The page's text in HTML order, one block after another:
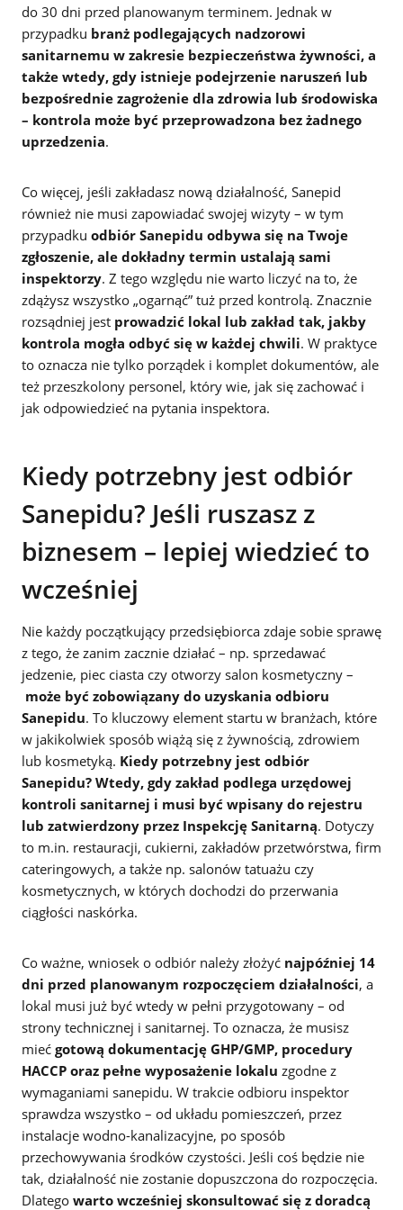
do 30 dni przed planowanym terminem. Jednak w
przypadku branż podlegających nadzorowi
sanitarnemu w zakresie bezpieczeństwa żywności, a
także wtedy, gdy istnieje podejrzenie naruszeń lub
bezpośrednie zagrożenie dla zdrowia lub środowiska
– kontrola może być przeprowadzona bez żadnego
uprzedzenia.
Co więcej, jeśli zakładasz nową działalność, Sanepid
również nie musi zapowiadać swojej wizyty – w tym
przypadku odbiór Sanepidu odbywa się na Twoje
zgłoszenie, ale dokładny termin ustalają sami
inspektorzy. Z tego względu nie warto liczyć na to, że
zdążysz wszystko „ogar­nąć” tuż przed kontrolą. Znacznie
rozsądniej jest prowadzić lokal lub zakład tak, jakby
kontrola mogła odbyć się w każdej chwili. W praktyce
to oznacza nie tylko porządek i komplet dokumentów, ale
też przeszkolony personel, który wie, jak się zachować i
jak odpowiedzieć na pytania inspektora.
Kiedy potrzebny jest odbiór
Sanepidu? Jeśli ruszasz z
biznesem – lepiej wiedzieć to
wcześniej
Nie każdy początkujący przedsiębiorca zdaje sobie sprawę
z tego, że zanim zacznie działać – np. sprzedawać
jedzenie, piec ciasta czy otworzy salon kosmetyczny –
może być zobowiązany do uzyskania odbioru
Sanepidu. To kluczowy element startu w branżach, które
w jakikolwiek sposób wiążą się z żywnością, zdrowiem
lub kosmetyką. Kiedy potrzebny jest odbiór
Sanepidu? Wtedy, gdy zakład podlega urzędowej
kontroli sanitarnej i musi być wpisany do rejestru
lub zatwierdzony przez Inspekcję Sanitarną. Dotyczy
to m.in. restauracji, cukierni, zakładów przetwórstwa, firm
cateringowych, a także np. salonów tatuażu czy
kosmetycznych, w których dochodzi do przerwania
ciągłości naskórka.
Co ważne, wniosek o odbiór należy złożyć najpóźniej 14
dni przed planowanym rozpoczęciem działalności, a
lokal musi już być wtedy w pełni przygotowany – od
strony technicznej i sanitarnej. To oznacza, że musisz
mieć gotową dokumentację GHP/GMP, procedury
HACCP oraz pełne wyposażenie lokalu zgodne z
wymaganiami sanepidu. W trakcie odbioru inspektor
sprawdza wszystko – od układu pomieszczeń, przez
instalacje wodno-kanalizacyjne, po sposób
przechowywania środków czystości. Jeśli coś będzie nie
tak, działalność nie zostanie dopuszczona do rozpoczęcia.
Dlatego warto wcześniej skonsultować się z doradcą